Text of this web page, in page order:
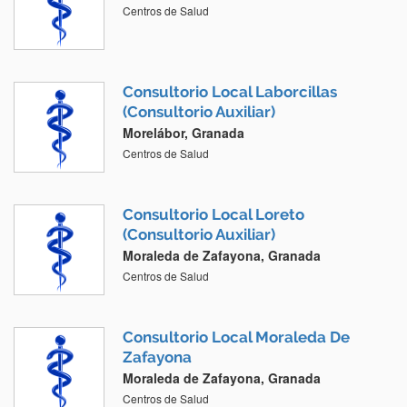
Centros de Salud
Consultorio Local Laborcillas
(Consultorio Auxiliar)
Morelábor, Granada
Centros de Salud
Consultorio Local Loreto
(Consultorio Auxiliar)
Moraleda de Zafayona, Granada
Centros de Salud
Consultorio Local Moraleda De
Zafayona
Moraleda de Zafayona, Granada
Centros de Salud